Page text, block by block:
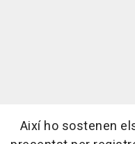
Així ho sostenen